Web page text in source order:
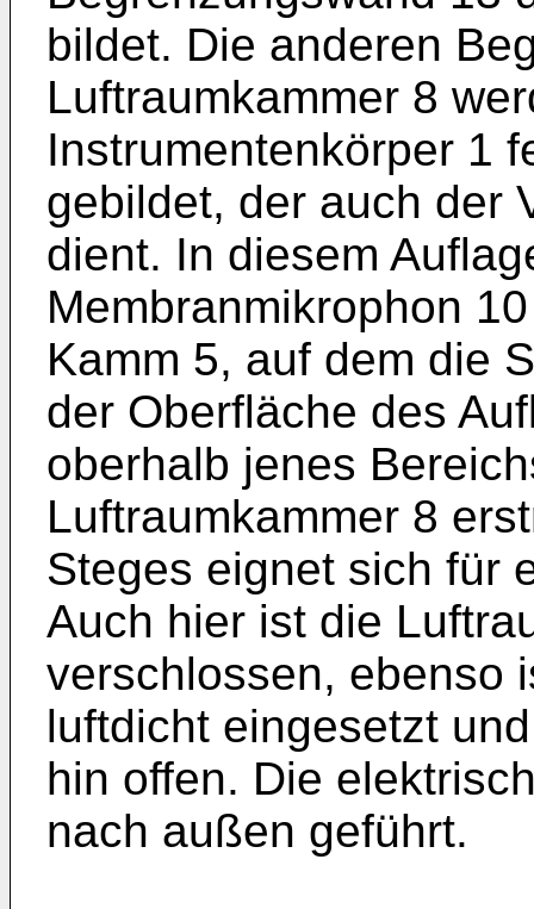
bildet. Die anderen
Luftraumkammer 8
Instrumentenkörper 1
gebildet, der auch der
dient. In diesem
Membranmikrophon
Kamm 5, auf dem die
der Oberfläche des
oberhalb jenes
Luftraumkammer 8
Steges eignet sich für
Auch hier ist die
verschlossen, ebenso
luftdicht eingesetzt
hin offen. Die
nach außen geführt.